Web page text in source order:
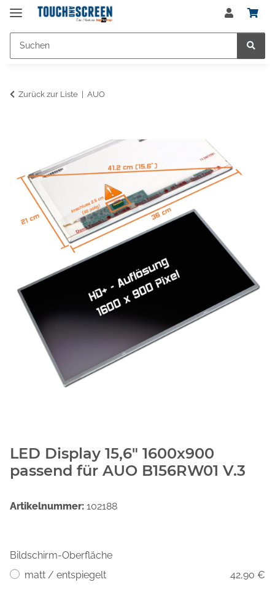
Zurück zur Liste AUO
LED Display 15,6" 1600x900
passend für AUO B156RW01 V.3
Artikelnummer: 102188
Bildschirm-Oberfläche
matt / entspiegelt
42,90 €